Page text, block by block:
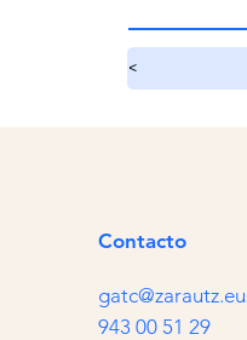
<
Contacto
943 00 51 29